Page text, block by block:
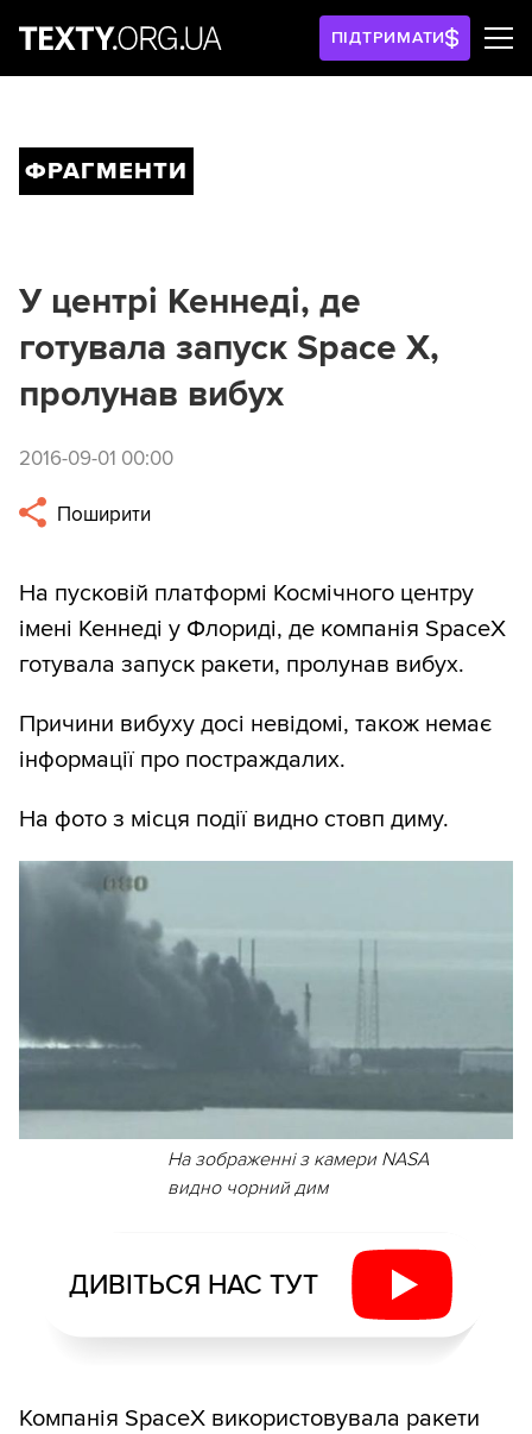
ПІДТРИМАТИ
ФРАГМЕНТИ
У центрі Кеннеді, де
готувала запуск Space X,
пролунав вибух
2016-09-01 00:00
Поширити
На пусковій платформі Космічного центру
імені Кеннеді у Флориді, де компанія SpaceX
готувала запуск ракети, пролунав вибух.
Причини вибуху досі невідомі, також немає
інформації про постраждалих.
На фото з місця події видно стовп диму.
На зображенні з камери NASA
видно чорний дим
ДИВІТЬСЯ НАС ТУТ
Компанія SpaceX використовувала ракети